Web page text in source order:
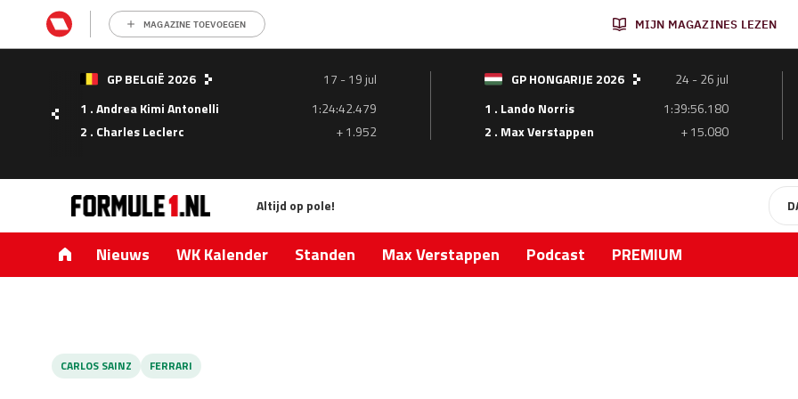
MAGAZINE TOEVOEGEN MIJN MAGAZINES LEZEN
GP BELGIË 2026
17 - 19 jul
1 . Andrea Kimi Antonelli
1:24:42.479
2 . Charles Leclerc
+ 1.952
GP HONGARIJE 2026
24 - 26 jul
1 . Lando Norris
1:39:56.180
2 . Max Verstappen
+ 15.080
Altijd op pole!
Nieuws WK Kalender Standen Max Verstappen Podcast PREMIUM
CARLOS SAINZ FERRARI